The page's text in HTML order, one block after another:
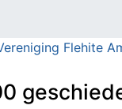
Flehite